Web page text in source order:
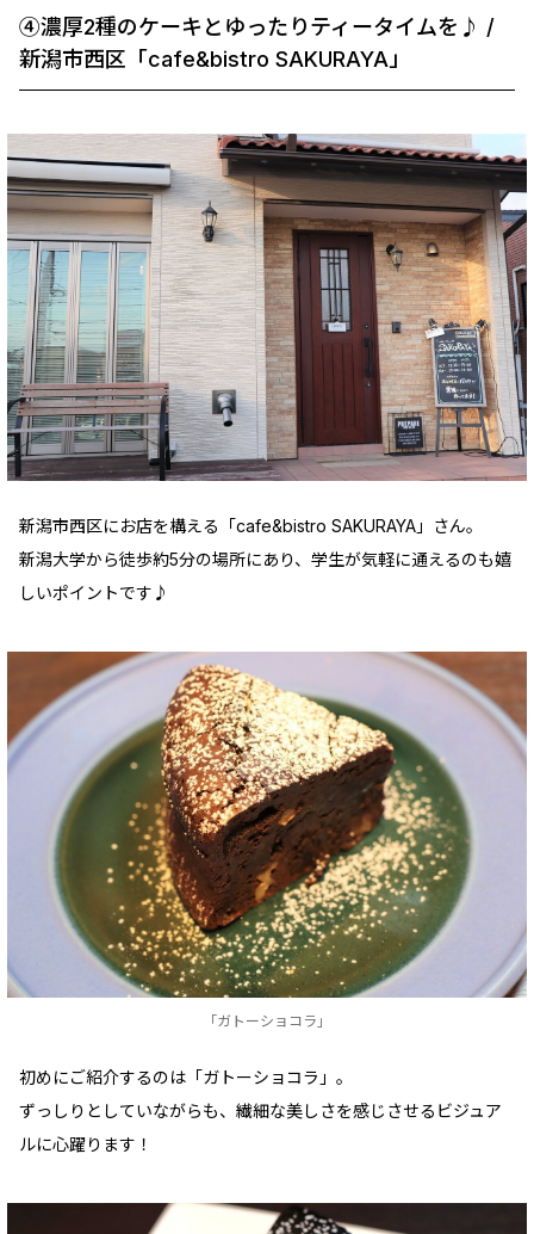
④濃厚2種のケーキとゆったりティータイムを♪ /
新潟市西区「cafe&bistro SAKURAYA」
新潟市西区にお店を構える「cafe&bistro SAKURAYA」さん。
新潟大学から徒歩約5分の場所にあり、学生が気軽に通えるのも嬉
しいポイントです♪
「ガトーショコラ」
初めにご紹介するのは「ガトーショコラ」。
ずっしりとしていながらも、繊細な美しさを感じさせるビジュア
ルに心躍ります！